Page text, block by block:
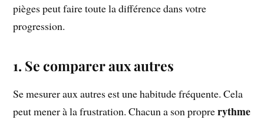
pièges peut faire toute la différence dans votre
progression.
1. Se comparer aux autres
Se mesurer aux autres est une habitude fréquente. Cela
peut mener à la frustration. Chacun a son proprerythme